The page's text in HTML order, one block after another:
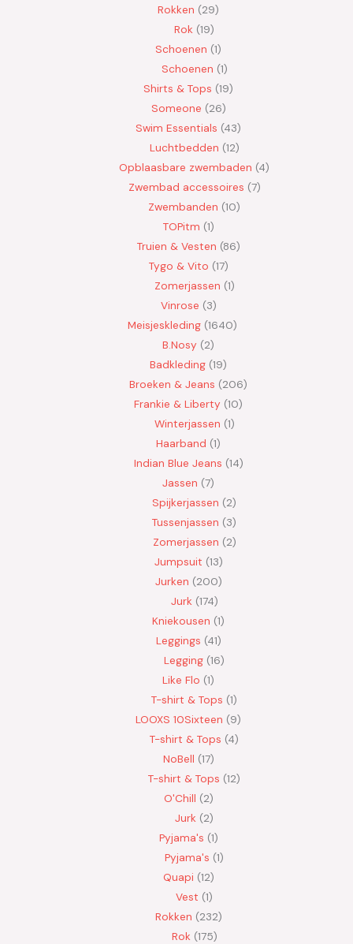
Rokken
29
Rok 19
Schoenen 1
Schoenen 1
Shirts & Tops 19
Someone 26
Swim Essentials 43
Luchtbedden 12
Opblaasbare zwembaden 4
Zwembad accessoires 7
Zwembanden 10
TOPitm 1
Truien & Vesten 86
Tygo & Vito 17
Zomerjassen 1
Vinrose 3
Meisjeskleding 1640
B.Nosy
2
Badkleding 19
Broeken & Jeans
206
Frankie & Liberty 10
Winterjassen 1
Haarband 1
Indian Blue Jeans 14
Jassen 7
Spijkerjassen
2
Tussenjassen
3
Zomerjassen 2
Jumpsuit 13
Jurken 200
Jurk 174
Kniekousen 1
Leggings 41
Legging 16
Like Flo 1
T-shirt & Tops 1
LOOXS 10Sixteen
9
T-shirt & Tops 4
NoBell 17
T-shirt & Tops 12
O'Chill 2
Jurk 2
Pyjama's 1
Pyjama's 1
Quapi 12
Vest 1
Rokken 232
Rok 175